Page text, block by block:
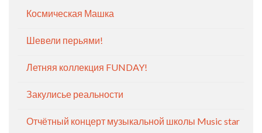
Космическая Машка
Шевели перьями!
Летняя коллекция FUNDAY!
Закулисье реальности
Отчётный концерт музыкальной школы Music star